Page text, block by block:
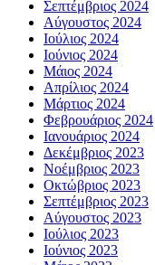
Σεπτέμβριος 2024
Αύγουστος 2024
Ιούλιος 2024
Ιούνιος 2024
Μάιος 2024
Απρίλιος 2024
Μάρτιος 2024
Φεβρουάριος 2024
Ιανουάριος 2024
Δεκέμβριος 2023
Νοέμβριος 2023
Οκτώβριος 2023
Σεπτέμβριος 2023
Αύγουστος 2023
Ιούλιος 2023
Ιούνιος 2023